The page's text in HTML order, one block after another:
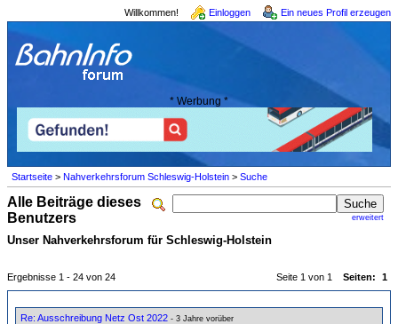
Willkommen! Einloggen Ein neues Profil erzeugen
* Werbung *
Startseite > Nahverkehrsforum Schleswig-Holstein > Suche
erweitert
Alle Beiträge dieses
Benutzers
Unser Nahverkehrsforum für Schleswig-Holstein
Seite 1 von 1 Seiten: 1
Ergebnisse 1 - 24 von 24
Re: Ausschreibung Netz Ost 2022 - 3 Jahre vorüber